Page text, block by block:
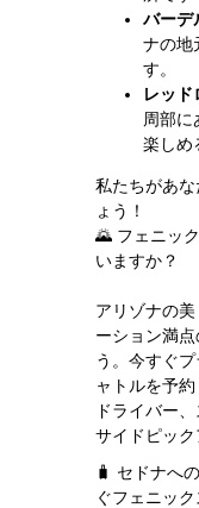
バーデ
ナの地
す。
レッド
周部に
楽しめ
私たちがあ
ょう！
🌄 フェニッ
いますか？
アリゾナの
ーション満
う。今すぐ
ャトルを予
ドライバー
サイドピック
🧳 セドナへ
ぐフェニッ